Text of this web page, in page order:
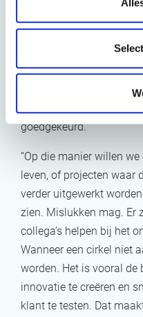
interessante trend
voorstel doen in de
service rond te
om dit uit te werken,
goedgekeurd.
“Op die manier willen
leven, of projecten waar
verder uitgewerkt
zien. Mislukken mag. Er
collega’s helpen bij het
Wanneer een cirkel niet
worden. Het is vooral
innovatie te creëren en
klant te testen. Dat